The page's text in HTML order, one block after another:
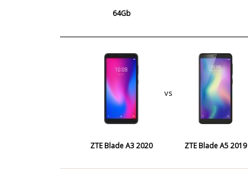
64Gb
ZTE Blade A3 2020
vs
ZTE Blade A5 2019